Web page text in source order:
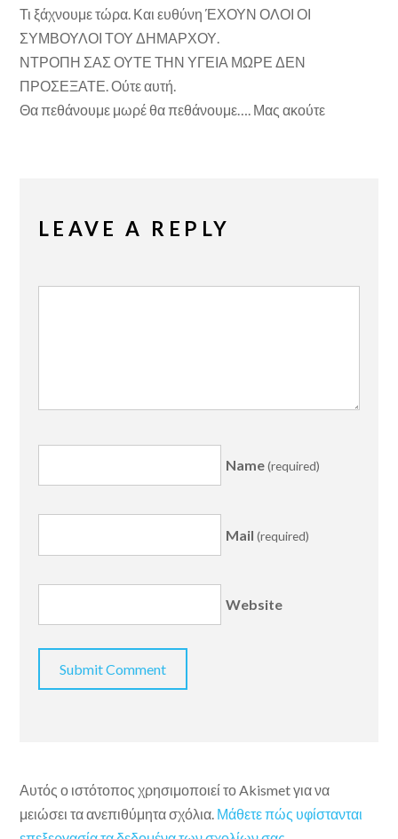
Τι ξάχνουμε τώρα. Και ευθύνη ΈΧΟΥΝ ΟΛΟΙ ΟΙ
ΣΥΜΒΟΥΛΟΙ ΤΟΥ ΔΗΜΑΡΧΟΥ.
ΝΤΡΟΠΗ ΣΑΣ ΟΥΤΕ ΤΗΝ ΥΓΕΙΑ ΜΩΡΕ ΔΕΝ
ΠΡΟΣΕΞΑΤΕ. Ούτε αυτή.
Θα πεθάνουμε μωρέ θα πεθάνουμε…. Μας ακούτε
LEAVE A REPLY
Name(required)
Mail (required)
Website
Αυτός ο ιστότοπος χρησιμοποιεί το Akismet για να
μειώσει τα ανεπιθύμητα σχόλια. Μάθετε πώς υφίστανται